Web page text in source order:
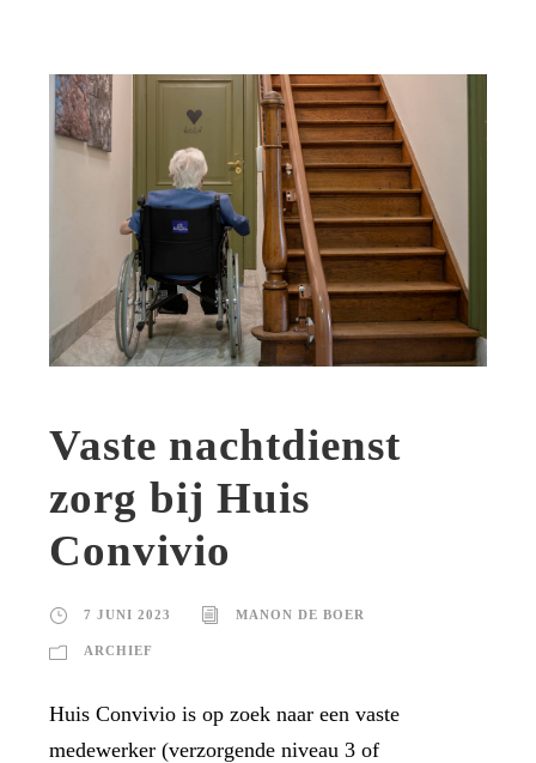
Vaste nachtdienst
zorg bij Huis
Convivio
7 JUNI 2023 MANON DE BOER
ARCHIEF
Huis Convivio is op zoek naar een vaste
medewerker (verzorgende niveau 3 of